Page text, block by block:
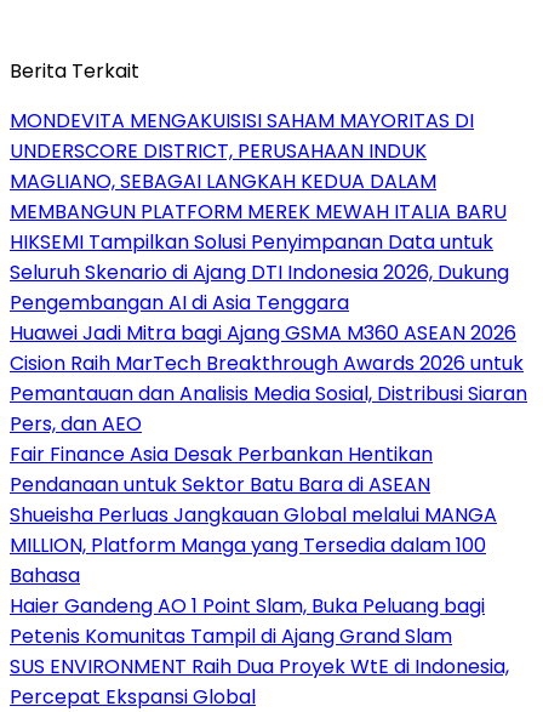
Berita Terkait
MONDEVITA MENGAKUISISI SAHAM MAYORITAS DI
UNDERSCORE DISTRICT, PERUSAHAAN INDUK
MAGLIANO, SEBAGAI LANGKAH KEDUA DALAM
MEMBANGUN PLATFORM MEREK MEWAH ITALIA BARU
HIKSEMI Tampilkan Solusi Penyimpanan Data untuk
Seluruh Skenario di Ajang DTI Indonesia 2026, Dukung
Pengembangan AI di Asia Tenggara
Huawei Jadi Mitra bagi Ajang GSMA M360 ASEAN 2026
Cision Raih MarTech Breakthrough Awards 2026 untuk
Pemantauan dan Analisis Media Sosial, Distribusi Siaran
Pers, dan AEO
Fair Finance Asia Desak Perbankan Hentikan
Pendanaan untuk Sektor Batu Bara di ASEAN
Shueisha Perluas Jangkauan Global melalui MANGA
MILLION, Platform Manga yang Tersedia dalam 100
Bahasa
Haier Gandeng AO 1 Point Slam, Buka Peluang bagi
Petenis Komunitas Tampil di Ajang Grand Slam
SUS ENVIRONMENT Raih Dua Proyek WtE di Indonesia,
Percepat Ekspansi Global